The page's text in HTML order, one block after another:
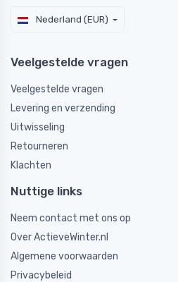
Nederland (EUR)
Veelgestelde vragen
Veelgestelde vragen
Levering en verzending
Uitwisseling
Retourneren
Klachten
Nuttige links
Neem contact met ons op
Over ActieveWinter.nl
Algemene voorwaarden
Privacybeleid